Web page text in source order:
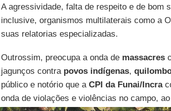
A agressividade, falta de respeito e de bom
inclusive, organismos multilaterais como a
suas relatorias especializadas.
Outrossim, preocupa a onda demassacres
jagunços contra povos indígenas,
público e notório que a CPI da Funai/Incra
onda de violações e violências no campo,